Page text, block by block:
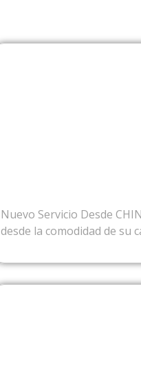
Nuevo Servicio Desde
desde la comodidad de su